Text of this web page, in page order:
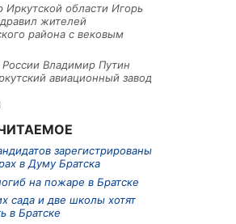
Иркутской области Игорь
жителей
района с вековым
России Владимир Путин
авиационный завод
зарегистрированы
в Думу Братска
на пожаре в Братске
сада и две школы хотят
в Братске